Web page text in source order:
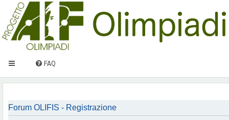
FAQ
Forum OLIFIS - Registrazione